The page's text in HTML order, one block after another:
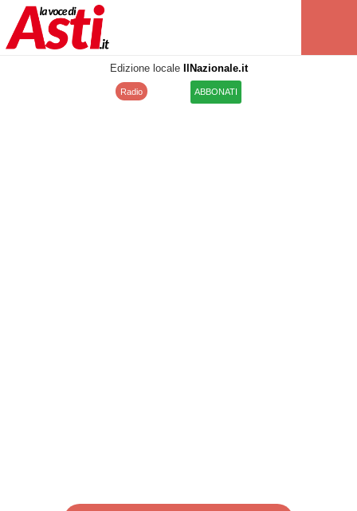
Edizione locale IlNazionale.it
Radio ABBONATI